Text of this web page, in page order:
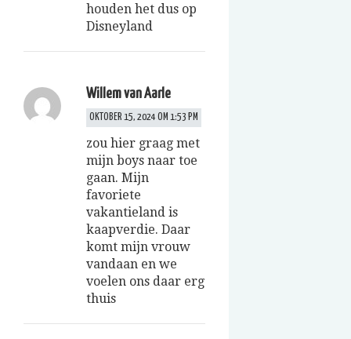
houden het dus op
Disneyland
Willem van Aarle
OKTOBER 15, 2024 OM 1:53 PM
zou hier graag met
mijn boys naar toe
gaan. Mijn
favoriete
vakantieland is
kaapverdie. Daar
komt mijn vrouw
vandaan en we
voelen ons daar erg
thuis